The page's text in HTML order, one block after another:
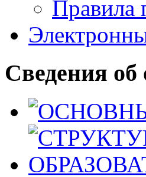
Правила
Сведения об